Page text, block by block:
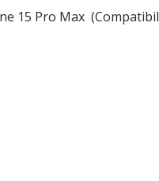
15 Pro Max